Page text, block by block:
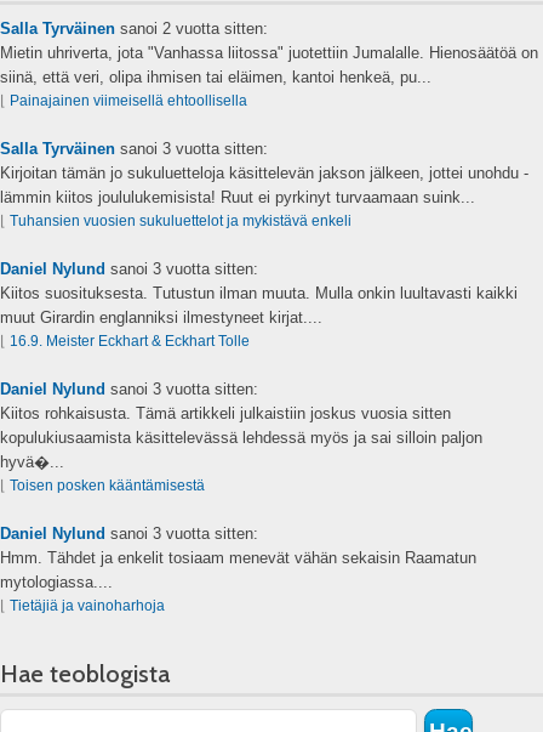
Salla Tyrväinen sanoi 2 vuotta sitten:
Mietin uhriverta, jota "Vanhassa liitossa" juotettiin Jumalalle. Hienosäätöä on
siinä, että veri, olipa ihmisen tai eläimen, kantoi henkeä, pu...
⌊ Painajainen viimeisellä ehtoollisella
Salla Tyrväinen sanoi 3 vuotta sitten:
Kirjoitan tämän jo sukuluetteloja käsittelevän jakson jälkeen, jottei unohdu -
lämmin kiitos joululukemisista! Ruut ei pyrkinyt turvaamaan suink...
⌊ Tuhansien vuosien sukuluettelot ja mykistävä enkeli
Daniel Nylund sanoi 3 vuotta sitten:
Kiitos suosituksesta. Tutustun ilman muuta. Mulla onkin luultavasti kaikki
muut Girardin englanniksi ilmestyneet kirjat....
⌊ 16.9. Meister Eckhart & Eckhart Tolle
Daniel Nylund sanoi 3 vuotta sitten:
Kiitos rohkaisusta. Tämä artikkeli julkaistiin joskus vuosia sitten
kopulukiusaamista käsittelevässä lehdessä myös ja sai silloin paljon
hyvä�...
⌊ Toisen posken kääntämisestä
Daniel Nylund sanoi 3 vuotta sitten:
Hmm. Tähdet ja enkelit tosiaam menevät vähän sekaisin Raamatun
mytologiassa....
⌊ Tietäjiä ja vainoharhoja
Hae teoblogista